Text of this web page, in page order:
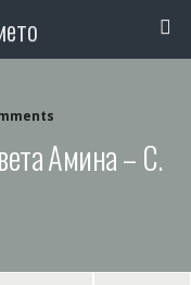
Амина – С.